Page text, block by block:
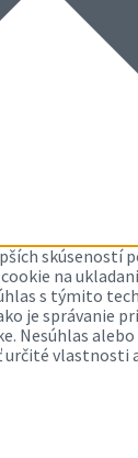
skúseností
na
s týmito
je správanie
Nesúhlas
vlastnosti